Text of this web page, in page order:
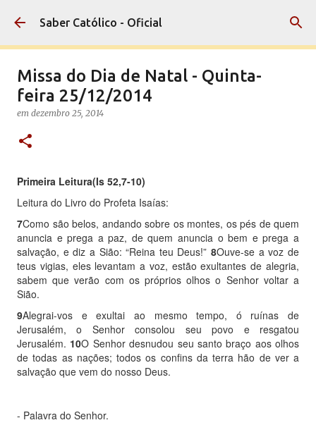
Pular para o conteúdo principal
Saber Católico - Oficial
Missa do Dia de Natal - Quinta-
feira 25/12/2014
em dezembro 25, 2014
Primeira Leitura(Is 52,7-10)
Leitura do Livro do Profeta Isaías:
7Como são belos, andando sobre os montes, os pés de quem
anuncia e prega a paz, de quem anuncia o bem e prega a
salvação, e diz a Sião: “Reina teu Deus!”8Ouve-se a voz de
teus vigias, eles levantam a voz, estão exultantes de alegria,
sabem que verão com os próprios olhos o Senhor voltar a
Sião.
9Alegrai-vos e exultai ao mesmo tempo, ó ruínas de
Jerusalém, o Senhor consolou seu povo e resgatou
Jerusalém. 10O Senhor desnudou seu santo braço aos olhos
de todas as nações; todos os confins da terra hão de ver a
salvação que vem do nosso Deus.
- Palavra do Senhor.